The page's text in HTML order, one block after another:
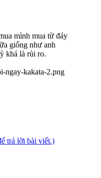
mình mua từ đáy
giống như anh
khá là rủi ro.
trả lời bài viết.)